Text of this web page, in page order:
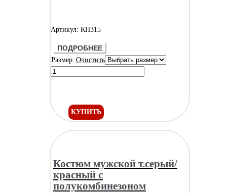
Артикул: КП315
ПОДРОБНЕЕ
Размер Очистить
КУПИТЬ
Костюм мужской т.серый/
красный с
полукомбинезоном